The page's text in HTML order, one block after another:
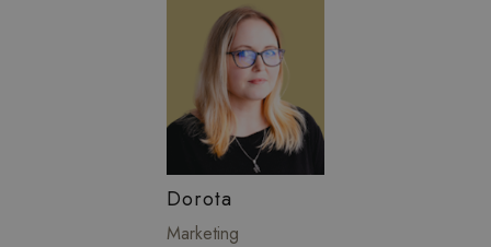
Dorota
Marketing